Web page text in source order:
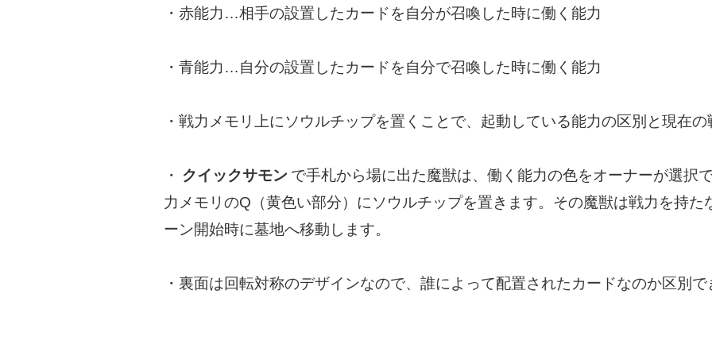
・赤能力…相手の設置したカードを自分が召喚した時に働く能力
・青能力…自分の設置したカードを自分で召喚した時に働く能力
・戦力メモリ上にソウルチップを置くことで、起動している能力の区別と現在
・ クイックサモン で手札から場に出た魔獣は、働く能力の色をオーナーが選択
力メモリのQ（黄色い部分）にソウルチップを置きます。その魔獣は戦力を持た
ーン開始時に墓地へ移動します。
・裏面は回転対称のデザインなので、誰によって配置されたカードなのか区別